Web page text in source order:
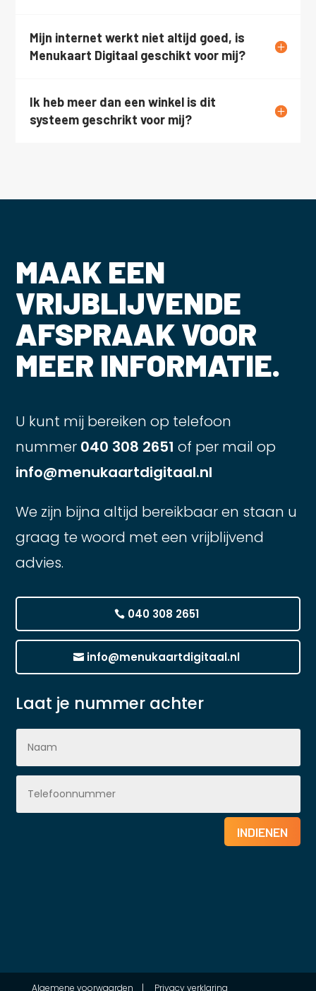
Mijn internet werkt niet altijd goed, is
Menukaart Digitaal geschikt voor mij?
Ik heb meer dan een winkel is dit
systeem geschrikt voor mij?
MAAK EEN
VRIJBLIJVENDE
AFSPRAAK VOOR
MEER INFORMATIE.
U kunt mij bereiken op telefoon
nummer 040 308 2651 of per mail op
info@menukaartdigitaal.nl
We zijn bijna altijd bereikbaar en staan u
graag te woord met een vrijblijvend
advies.
040 308 2651
info@menukaartdigitaal.nl
Laat je nummer achter
INDIENEN
Algemene voorwaarden | Privacy verklaring